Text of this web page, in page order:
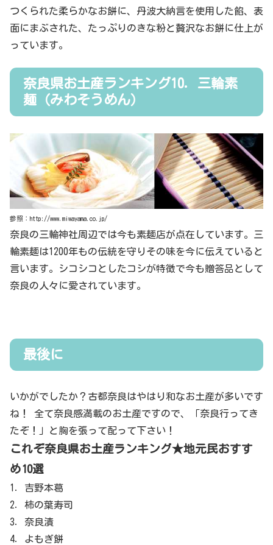
つくられた柔らかなお餅に、丹波大納言を使用した餡、表
面にまぶされた、たっぷりのきな粉と贅沢なお餅に仕上が
っています。
奈良県お土産ランキング10．三輪素
麺（みわそうめん）
参照：http://www.miwayama.co.jp/
奈良の三輪神社周辺では今も素麺店が点在しています。三
輪素麺は1200年もの伝統を守りその味を今に伝えていると
言います。シコシコとしたコシが特徴で今も贈答品として
奈良の人々に愛されています。
最後に
いかがでしたか？古都奈良はやはり和なお土産が多いです
ね！ 全て奈良感満載のお土産ですので、「奈良行ってき
たぞ！」と胸を張って配って下さい！
これぞ奈良県お土産ランキング★地元民おすす
め10選
1．吉野本葛
2．柿の葉寿司
3．奈良漬
4．よもぎ餅